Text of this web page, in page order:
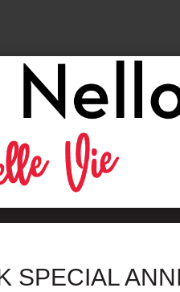
SPECIAL